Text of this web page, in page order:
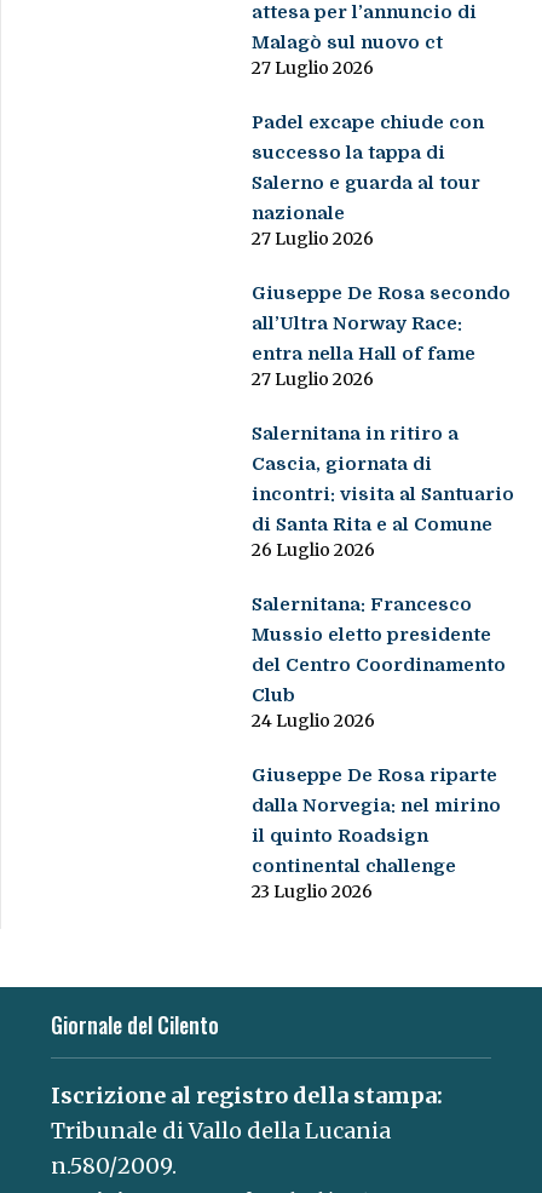
attesa per l’annuncio di
Malagò sul nuovo ct
27 Luglio 2026
Padel excape chiude con
successo la tappa di
Salerno e guarda al tour
nazionale
27 Luglio 2026
Giuseppe De Rosa secondo
all’Ultra Norway Race:
entra nella Hall of fame
27 Luglio 2026
Salernitana in ritiro a
Cascia, giornata di
incontri: visita al Santuario
di Santa Rita e al Comune
26 Luglio 2026
Salernitana: Francesco
Mussio eletto presidente
del Centro Coordinamento
Club
24 Luglio 2026
Giuseppe De Rosa riparte
dalla Norvegia: nel mirino
il quinto Roadsign
continental challenge
23 Luglio 2026
Giornale del Cilento
Iscrizione al registro della stampa:
Tribunale di Vallo della Lucania
n.580/2009.